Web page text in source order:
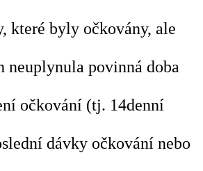
které byly očkovány, ale
neuplynula povinná doba
očkování (tj. 14denní
dávky očkování nebo